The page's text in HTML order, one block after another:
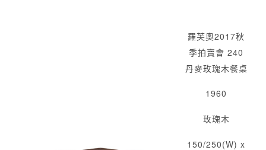
羅芙奧2017秋
季拍賣會 240
丹麥玫瑰木餐桌
1960
玫瑰木
150/250(W) x